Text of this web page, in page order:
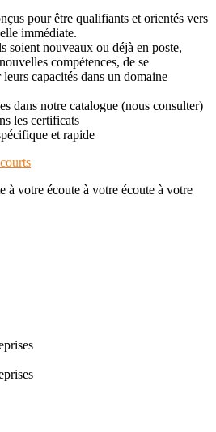
pour être qualifiants et orientés vers
immédiate.
soient nouveaux ou déjà en poste,
compétences, de se
capacités dans un domaine
dans notre catalogue (nous consulter)
les certificats
et rapide
à votre écoute à votre écoute à votre